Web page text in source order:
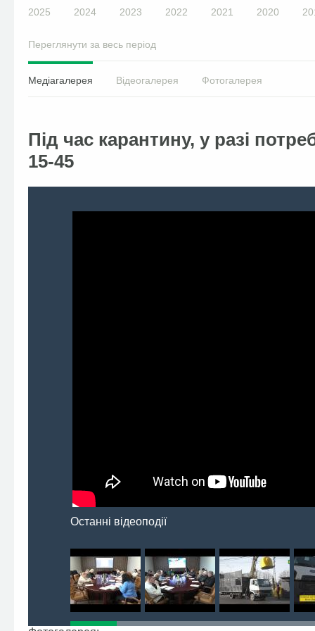
2025 2024 2023 2022 2021 2020
Переглянути за весь період
Медіагалерея Відеогалерея Фотогалерея
Під час карантину, у разі
15-45
Останні відеоподії